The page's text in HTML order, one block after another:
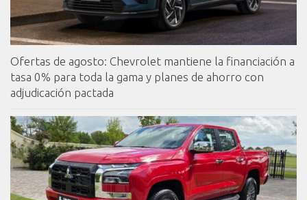
Ofertas de agosto: Chevrolet mantiene la financiación a
tasa 0% para toda la gama y planes de ahorro con
adjudicación pactada